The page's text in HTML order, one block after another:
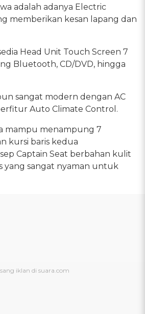
adalah adanya Electric
memberikan kesan lapang dan
Head Unit Touch Screen 7
Bluetooth, CD/DVD, hingga
sangat modern dengan AC
Auto Climate Control.
mampu menampung 7
kursi baris kedua
Captain Seat berbahan kulit
yang sangat nyaman untuk